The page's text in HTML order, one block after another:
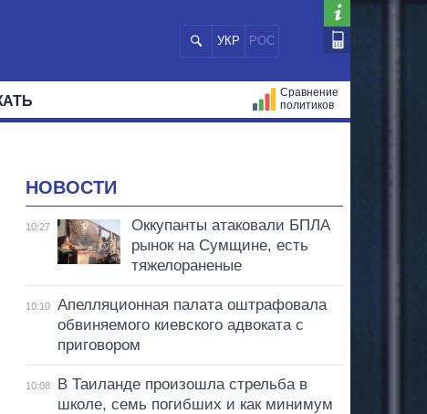
УКР РОС
Сравнение
политиков
НОВОСТИ
10:27
Оккупанты атаковали БПЛА
рынок на Сумщине, есть
тяжелораненые
10:10
Апелляционная палата оштрафовала
обвиняемого киевского адвоката с
приговором
10:08
В Таиланде произошла стрельба в
школе, семь погибших и как минимум